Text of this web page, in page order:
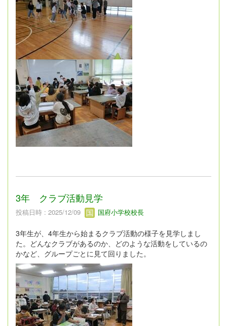
3年 クラブ活動見学
投稿日時 : 2025/12/09 国府小学校校長
3年生が、4年生から始まるクラブ活動の様子を見学しまし
た。どんなクラブがあるのか、どのような活動をしているの
かなど、グループごとに見て回りました。